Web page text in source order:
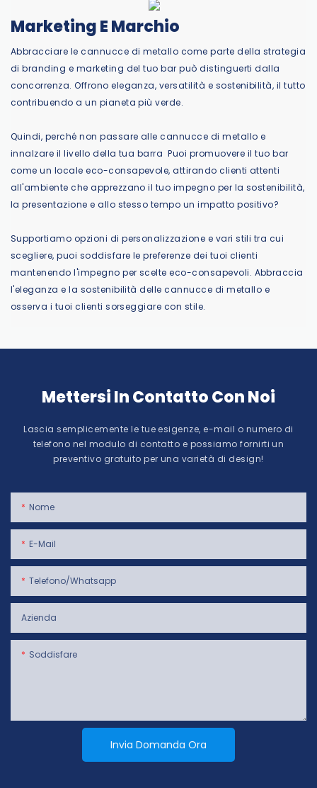
Marketing E Marchio
Abbracciare le cannucce di metallo come parte della strategia
di branding e marketing del tuo bar può distinguerti dalla
concorrenza. Offrono eleganza, versatilità e sostenibilità, il tutto
contribuendo a un pianeta più verde.
Quindi, perché non passare alle cannucce di metallo e
innalzare il livello della tua barra Puoi promuovere il tuo bar
come un locale eco-consapevole, attirando clienti attenti
all'ambiente che apprezzano il tuo impegno per la sostenibilità,
la presentazione e allo stesso tempo un impatto positivo?
Supportiamo opzioni di personalizzazione e vari stili tra cui
scegliere, puoi soddisfare le preferenze dei tuoi clienti
mantenendo l'impegno per scelte eco-consapevoli. Abbraccia
l'eleganza e la sostenibilità delle cannucce di metallo e
osserva i tuoi clienti sorseggiare con stile.
Mettersi In Contatto Con Noi
Lascia semplicemente le tue esigenze, e-mail o numero di
telefono nel modulo di contatto e possiamo fornirti un
preventivo gratuito per una varietà di design!
Nome
E-Mail
Telefono/whatsapp
Azienda
Soddisfare
Invia Domanda Ora